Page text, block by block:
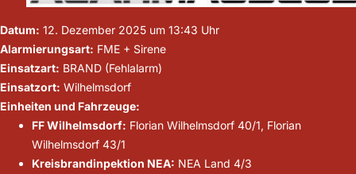
Datum: 12. Dezember 2025 um 13:43 Uhr
Alarmierungsart: FME + Sirene
Einsatzart: BRAND (Fehlalarm)
Einsatzort: Wilhelmsdorf
Einheiten und Fahrzeuge:
FF Wilhelmsdorf: Florian Wilhelmsdorf 40/1, Florian
Wilhelmsdorf 43/1
Kreisbrandinpektion NEA: NEA Land 4/3